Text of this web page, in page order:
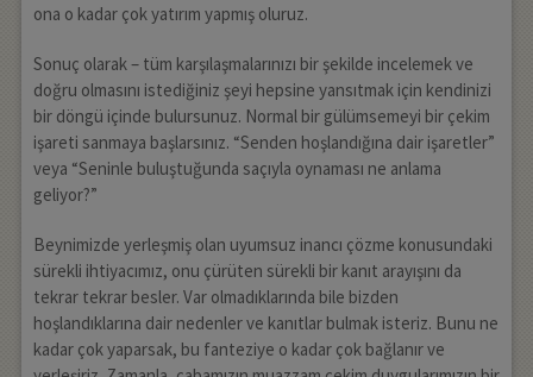
ona o kadar çok yatırım yapmış oluruz.
Sonuç olarak – tüm karşılaşmalarınızı bir şekilde incelemek ve
doğru olmasını istediğiniz şeyi hepsine yansıtmak için kendinizi
bir döngü içinde bulursunuz. Normal bir gülümsemeyi bir çekim
işareti sanmaya başlarsınız. “Senden hoşlandığına dair işaretler”
veya “Seninle buluştuğunda saçıyla oynaması ne anlama
geliyor?”
Beynimizde yerleşmiş olan uyumsuz inancı çözme konusundaki
sürekli ihtiyacımız, onu çürüten sürekli bir kanıt arayışını da
tekrar tekrar besler. Var olmadıklarında bile bizden
hoşlandıklarına dair nedenler ve kanıtlar bulmak isteriz. Bunu ne
kadar çok yaparsak, bu fanteziye o kadar çok bağlanır ve